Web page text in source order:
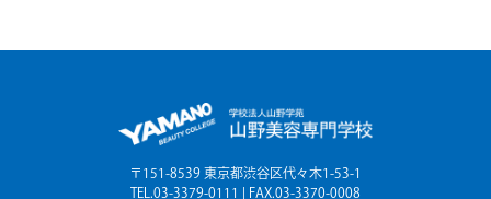
〒151-8539 東京都渋谷区代々木1-53-1
TEL.03-3379-0111 | FAX.03-3370-0008